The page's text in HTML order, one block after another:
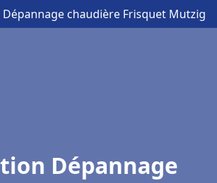
chaudière Frisquet Mutzig
Dépannage